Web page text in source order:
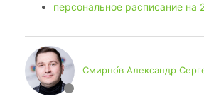
персональное расписание на
Смирно́в Александр